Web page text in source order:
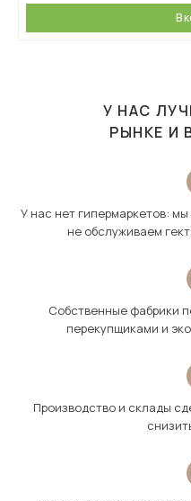
В
У НАС
РЫНКЕ И
У нас нет гипермаркетов:
не обслуживаем
Собственные фабрики
перекупщиками и
Производство и склады